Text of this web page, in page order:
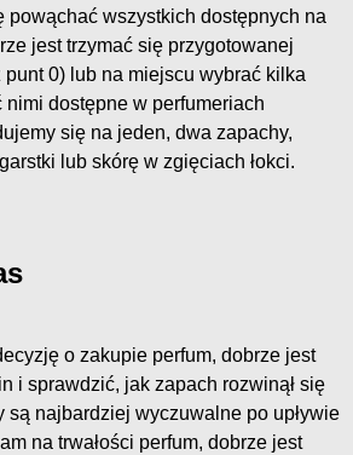
powąchać wszystkich dostępnych na
jest trzymać się przygotowanej
0) lub na miejscu wybrać kilka
dostępne w perfumeriach
się na jeden, dwa zapachy,
lub skórę w zgięciach łokci.
o zakupie perfum, dobrze jest
i sprawdzić, jak zapach rozwinął się
są najbardziej wyczuwalne po upływie
na trwałości perfum, dobrze jest